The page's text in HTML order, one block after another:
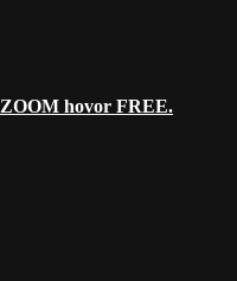
ZOOM hovor FREE.